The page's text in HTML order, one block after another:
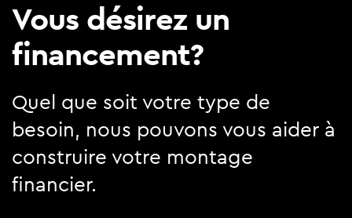
Vous désirez un
financement?
Quel que soit votre type de
besoin, nous pouvons vous aider à
construire votre montage
financier.